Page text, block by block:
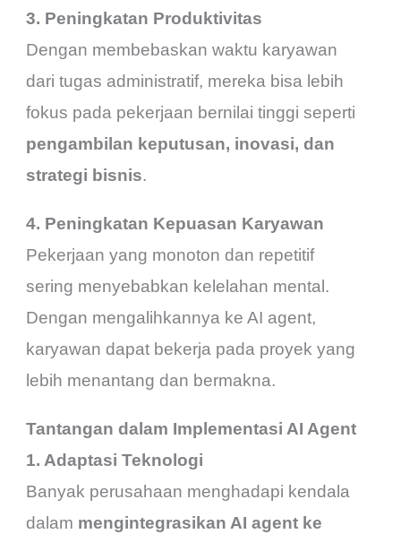
3. Peningkatan Produktivitas
Dengan membebaskan waktu karyawan
dari tugas administratif, mereka bisa lebih
fokus pada pekerjaan bernilai tinggi seperti
pengambilan keputusan, inovasi, dan
strategi bisnis.
4. Peningkatan Kepuasan Karyawan
Pekerjaan yang monoton dan repetitif
sering menyebabkan kelelahan mental.
Dengan mengalihkannya ke AI agent,
karyawan dapat bekerja pada proyek yang
lebih menantang dan bermakna.
Tantangan dalam Implementasi AI Agent
1. Adaptasi Teknologi
Banyak perusahaan menghadapi kendala
dalam mengintegrasikan AI agent ke